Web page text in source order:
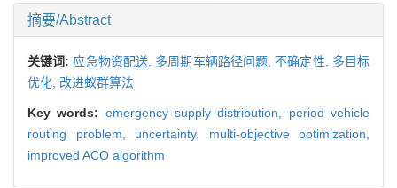
摘要/Abstract
关键词: 应急物资配送, 多周期车辆路径问题,不确定性, 多目标
优化, 改进蚁群算法
Key words: emergency supply distribution, period vehicle
routing problem, uncertainty, multi-objective optimization,
improved ACO algorithm